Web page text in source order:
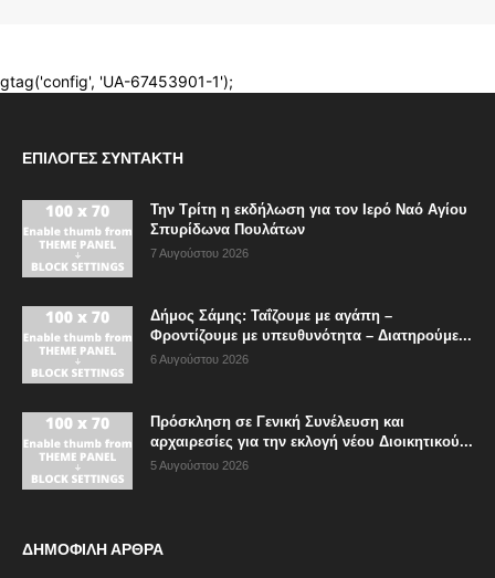
ΕΠΙΛΟΓΈΣ ΣΥΝΤΆΚΤΗ
Την Τρίτη η εκδήλωση για τον Ιερό Ναό Αγίου
Σπυρίδωνα Πουλάτων
7 Αυγούστου 2026
Δήμος Σάμης: Ταΐζουμε με αγάπη –
Φροντίζουμε με υπευθυνότητα – Διατηρούμε...
6 Αυγούστου 2026
Πρόσκληση σε Γενική Συνέλευση και
αρχαιρεσίες για την εκλογή νέου Διοικητικού...
5 Αυγούστου 2026
ΔΗΜΟΦΙΛΗ ΑΡΘΡΑ